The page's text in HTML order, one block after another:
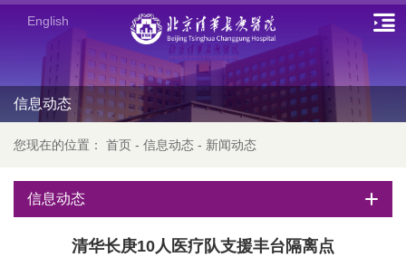
English
信息动态
您现在的位置： 首页 - 信息动态 - 新闻动态
信息动态
清华长庚10人医疗队支援丰台隔离点